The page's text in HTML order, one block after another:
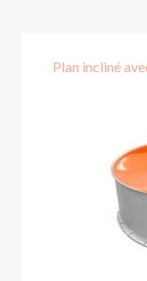
Plan incliné